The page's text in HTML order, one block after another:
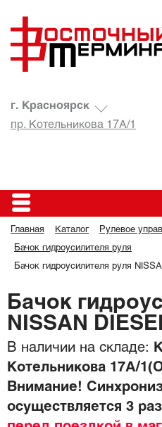
г. Красноярск
пр. Котельникова 17А/1
Главная Каталог Рулевое
Бачок гидроусилителя руля
Бачок гидроусилителя руля
Бачок
NISSAN
В наличии на складе:
Котельникова 17А/
Внимание!
осуществляется 3